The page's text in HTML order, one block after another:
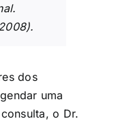
dos
uma
o Dr.